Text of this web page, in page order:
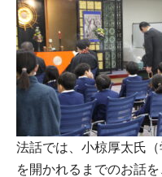
法話では、小椋厚太氏
を開かれるまでのお話